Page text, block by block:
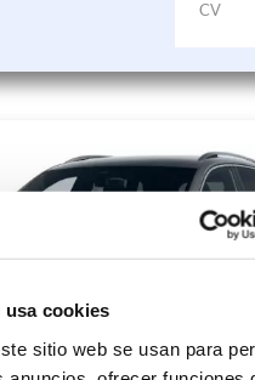
usa cookies
sitio web se usan para
CV